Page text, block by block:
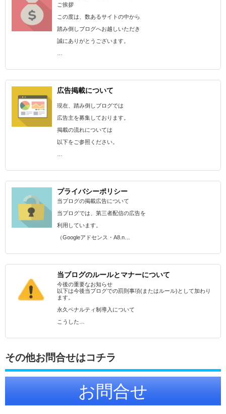
ご挨拶
この度は、数あるサイトの中から
踏み倒しブログへお越しいただき
誠にありがとうございます。
広告掲載について
現在、踏み倒しブログでは
広告主を募集しております。
掲載の流れについては
以下をご参照ください。
プライバシーポリシー
当ブログの掲載広告について
当ブログでは、第三者配信の広告を
利用しています。
（Googleアドセンス・A8.n…
当ブログのルールとマナーについて
今後の重要なお知らせ
以下は今後当ブログでの罰則事項(またはルール)として加わり
ます。
永久ペナルティ制導入について
こうした…
その他お問合せはコチラ
お問合せ